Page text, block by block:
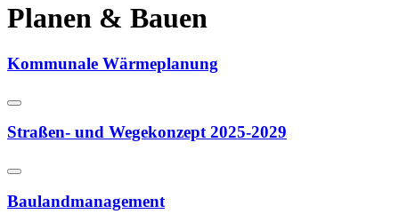
Planen & Bauen
Kommunale Wärmeplanung
Straßen- und Wegekonzept 2025-2029
Baulandmanagement